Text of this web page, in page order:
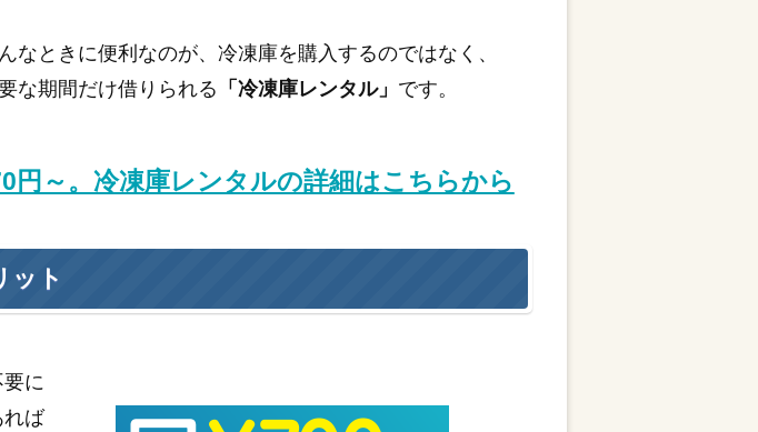
なときに便利なのが、冷凍庫を購入するのではなく、
な期間だけ借りられる
「冷凍庫レンタル」 です。
円～。冷凍庫レンタルの詳細はこちらから
ット
に
れば